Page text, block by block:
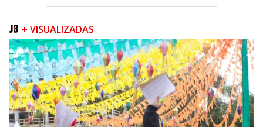
06/08/2026 | 07:00
Inscrições para a exploração da gastronomia do 14º Acampamento
Farroupilha estão abertas
CAMBORIÚ
+ VISUALIZADAS